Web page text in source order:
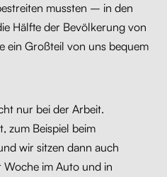
mussten – in den
Hälfte der Bevölkerung von
ein Großteil von uns bequem
nur bei der Arbeit.
zum Beispiel beim
wir sitzen dann auch
im Auto und in